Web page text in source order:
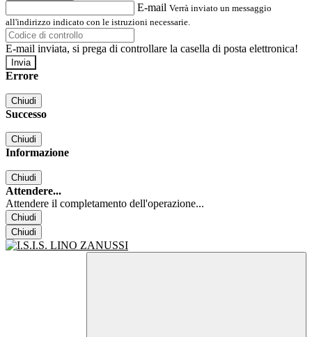
E-mail Verrà inviato un messaggio
all'indirizzo indicato con le istruzioni necessarie.
E-mail inviata, si prega di controllare la casella di posta elettronica!
Errore
Chiudi
Successo
Chiudi
Informazione
Chiudi
Attendere...
Attendere il completamento dell'operazione...
Chiudi
Chiudi